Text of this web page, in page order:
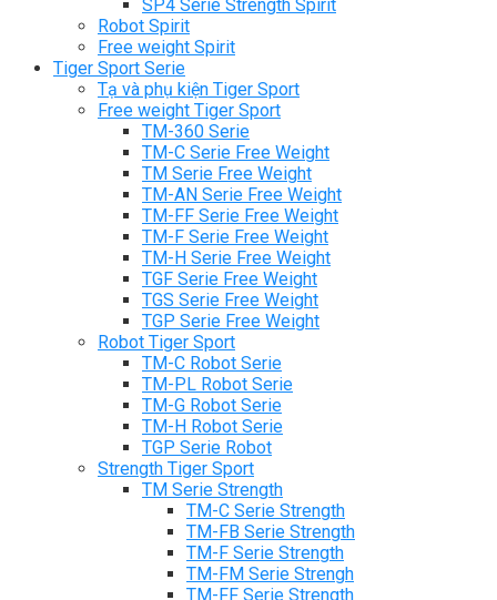
SP4 Serie Strength Spirit
Robot Spirit
Free weight Spirit
Tiger Sport Serie
Tạ và phụ kiện Tiger Sport
Free weight Tiger Sport
TM-360 Serie
TM-C Serie Free Weight
TM Serie Free Weight
TM-AN Serie Free Weight
TM-FF Serie Free Weight
TM-F Serie Free Weight
TM-H Serie Free Weight
TGF Serie Free Weight
TGS Serie Free Weight
TGP Serie Free Weight
Robot Tiger Sport
TM-C Robot Serie
TM-PL Robot Serie
TM-G Robot Serie
TM-H Robot Serie
TGP Serie Robot
Strength Tiger Sport
TM Serie Strength
TM-C Serie Strength
TM-FB Serie Strength
TM-F Serie Strength
TM-FM Serie Strengh
TM-FF Serie Strength